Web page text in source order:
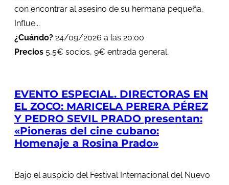
con encontrar al asesino de su hermana pequeña.
Influe...
¿Cuándo? 24/09/2026 a las 20:00
Precios 5,5€ socios, 9€ entrada general.
EVENTO ESPECIAL. DIRECTORAS EN
EL ZOCO: MARICELA PERERA PÉREZ
Y PEDRO SEVIL PRADO presentan:
«Pioneras del cine cubano:
Homenaje a Rosina Prado»
Bajo el auspicio del Festival Internacional del Nuevo